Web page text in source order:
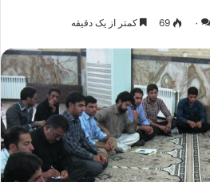
۰ 69 کمتر از یک دقیقه